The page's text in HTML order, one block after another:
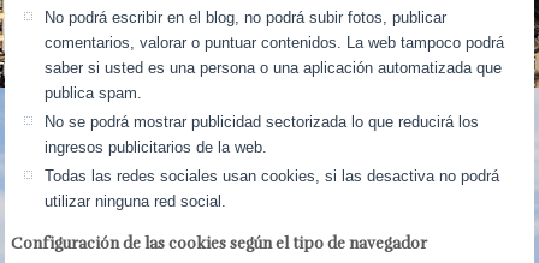
No podrá escribir en el blog, no podrá subir fotos, publicar
comentarios, valorar o puntuar contenidos. La web tampoco podrá
saber si usted es una persona o una aplicación automatizada que
publica spam.
No se podrá mostrar publicidad sectorizada lo que reducirá los
ingresos publicitarios de la web.
Todas las redes sociales usan cookies, si las desactiva no podrá
utilizar ninguna red social.
Configuración de las cookies según el tipo de navegador